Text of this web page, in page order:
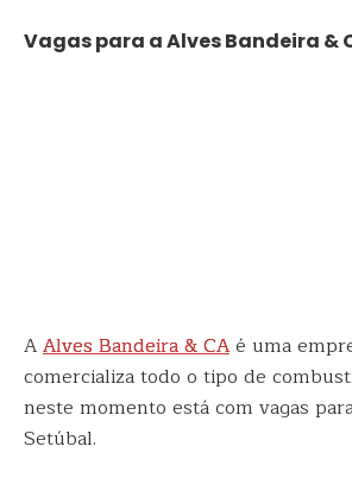
Vagas para a Alves Bandeira &
AAlves Bandeira & CAé uma
comercializa todo o tipo de
neste momento está com vagas
Setúbal.